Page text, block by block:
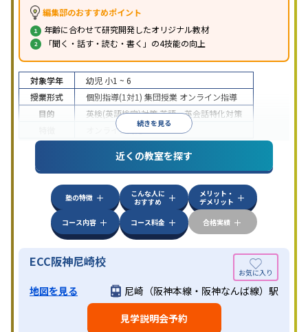
編集部のおすすめポイント
年齢に合わせて研究開発したオリジナル教材
「聞く・話す・読む・書く」の4技能の向上
続きを見る
対象学年 幼児 小1 ~ 6
授業形式
個別指導(1対1) 集団授業 オンライン指導
目的
英検(英語検定)対策英語・英会話特化対策
オンライン対応
近くの教室を探す
塾の特徴
こんな人に
おすすめ
メリット・
デメリット
コース内容
コース料金 合格実績
ECC阪神尼崎校
地図を見る
尼崎（阪神本線・阪神なんば線）駅
見学説明会予約